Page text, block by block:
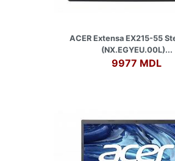
ACER Extensa EX215-55
(NX.EGYEU.00L)...
9977 MDL